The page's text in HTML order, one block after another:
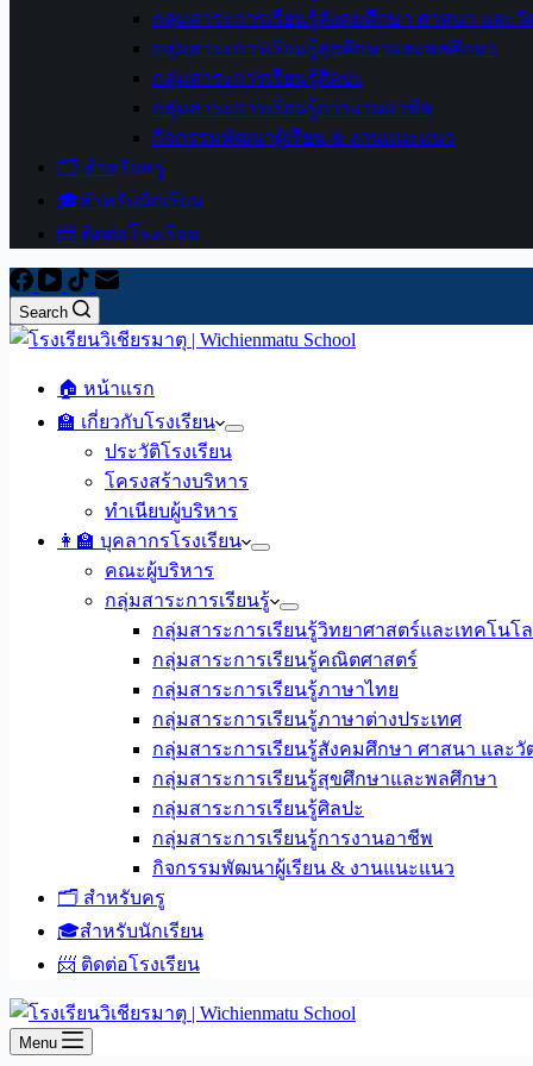
กลุ่มสาระการเรียนรู้สังคมศึกษา ศาสนา และ
กลุ่มสาระการเรียนรู้สุขศึกษาและพลศึกษา
กลุ่มสาระการเรียนรู้ศิลปะ
กลุ่มสาระการเรียนรู้การงานอาชีพ
กิจกรรมพัฒนาผู้เรียน & งานแนะแนว
🗂️ สำหรับครู
🎓สำหรับนักเรียน
📨 ติดต่อโรงเรียน
Search
🏠 หน้าแรก
🏫 เกี่ยวกับโรงเรียน
ประวัติโรงเรียน
โครงสร้างบริหาร
ทำเนียบผู้บริหาร
👩‍🏫 บุคลากรโรงเรียน
คณะผู้บริหาร
กลุ่มสาระการเรียนรู้
กลุ่มสาระการเรียนรู้วิทยาศาสตร์และเทคโนโ
กลุ่มสาระการเรียนรู้คณิตศาสตร์
กลุ่มสาระการเรียนรู้ภาษาไทย
กลุ่มสาระการเรียนรู้ภาษาต่างประเทศ
กลุ่มสาระการเรียนรู้สังคมศึกษา ศาสนา และ
กลุ่มสาระการเรียนรู้สุขศึกษาและพลศึกษา
กลุ่มสาระการเรียนรู้ศิลปะ
กลุ่มสาระการเรียนรู้การงานอาชีพ
กิจกรรมพัฒนาผู้เรียน & งานแนะแนว
🗂️ สำหรับครู
🎓สำหรับนักเรียน
📨 ติดต่อโรงเรียน
Menu